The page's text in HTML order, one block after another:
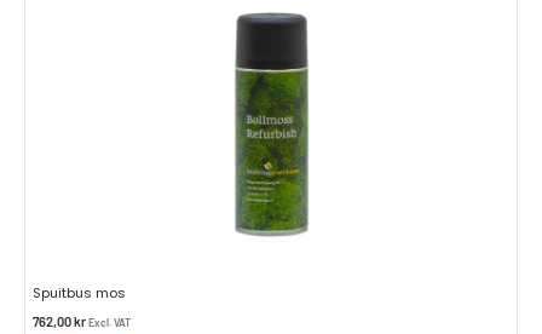
Spuitbus mos
762,00krExcl. VAT